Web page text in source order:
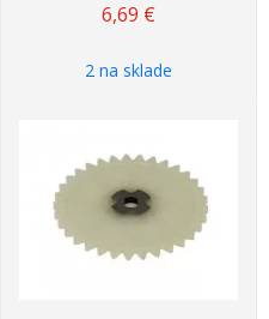
6,69 €
2 na sklade